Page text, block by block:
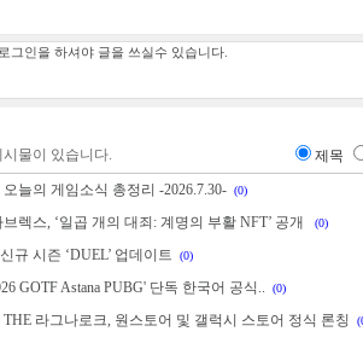
시물이 있습니다. 제목
늘의 게임소식 총정리 -2026.7.30- (0)
렉스, ‘일곱 개의 대죄: 계명의 부활 NFT’ 공개
(0)
규 시즌 ‘DUEL’ 업데이트
(0)
GOTF Astana PUBG' 단독 한국어 공식..
(0)
라그나로크, 원스토어 및 갤럭시 스토어 정식 론칭